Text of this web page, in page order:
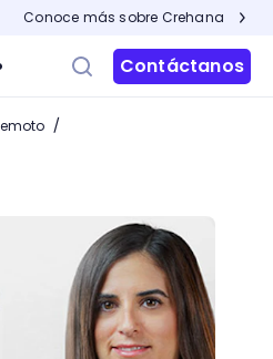
Conoce más sobre Crehana
Contáctanos
/
redes en la coyuntura actual